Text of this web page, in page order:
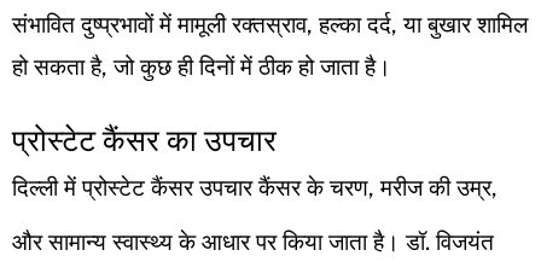
संभावित दुष्प्रभावों में मामूली रक्तस्राव, हल्का दर्द, या बुखार शामिल
हो सकता है, जो कुछ ही दिनों में ठीक हो जाता है।
प्रोस्टेट कैंसर का उपचार
दिल्ली में प्रोस्टेट कैंसर उपचार कैंसर के चरण, मरीज की उम्र,
और सामान्य स्वास्थ्य के आधार पर किया जाता है। डॉ. विजयंत